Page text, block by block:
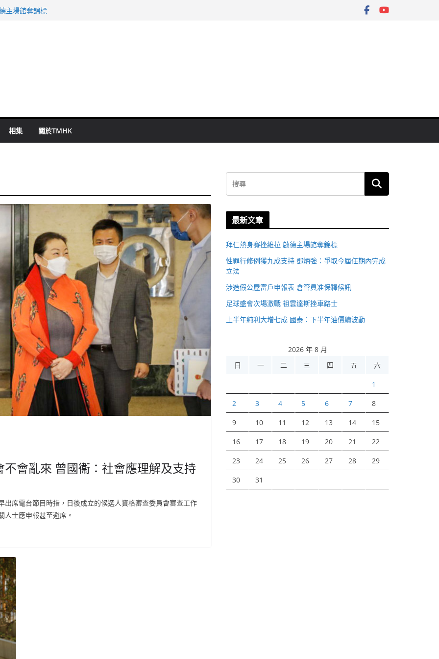
泰：下半年油價續波動
相集 關於TMHK
會亂來 曾國衞：社會應理解及支持
席電台節目時指，日後成立的候選人資格審查委員會審查工作
人士應申報甚至避席。
最新文章
拜仁熱身賽挫維拉 啟德主場館奪錦標
性罪行修例獲九成支持 鄧炳強：爭取今屆任期內完成
立法
涉造假公屋富戶申報表 倉管員准保釋候訊
足球盛會次場激戰 祖雲達斯挫車路士
上半年純利大增七成 國泰：下半年油價續波動
2026 年 8 月
日
一 二 三 四 五 六
1
2 3 4 5 6 7 8
9 10 11 12 13 14 15
16 17 18 19 20 21 22
23 24 25 26 27 28 29
30 31